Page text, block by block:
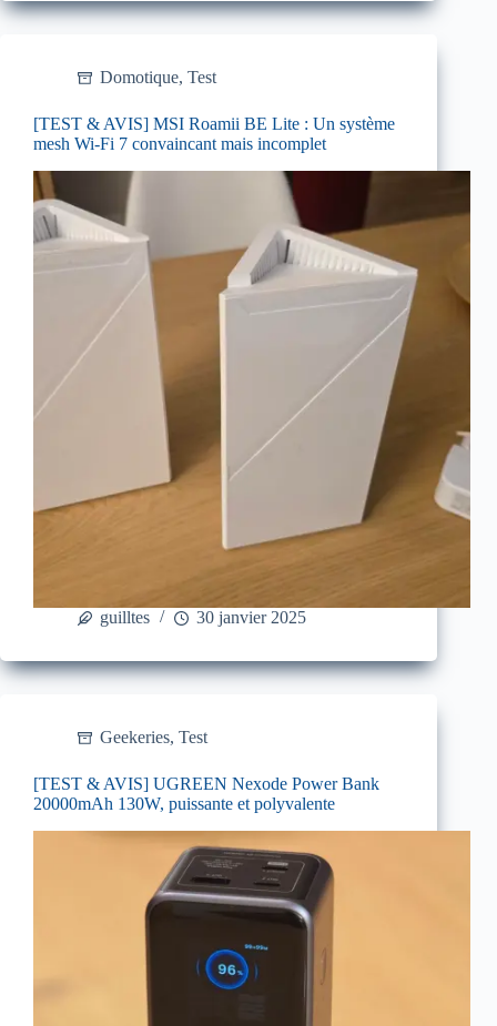
Domotique, Test
[TEST & AVIS] MSI Roamii BE Lite : Un système
mesh Wi-Fi 7 convaincant mais incomplet
guilltes 30 janvier 2025
Geekeries, Test
[TEST & AVIS] UGREEN Nexode Power Bank
20000mAh 130W, puissante et polyvalente